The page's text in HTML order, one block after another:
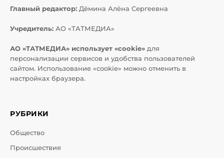
Главный редактор: Дёмина Алёна Сергеевна
Учредитель: АО «ТАТМЕДИА»
АО «ТАТМЕДИА» использует «cookie» для
персонализации сервисов и удобства пользователей
сайтом. Использование «cookie» можно отменить в
настройках браузера.
РУБРИКИ
Общество
Происшествия